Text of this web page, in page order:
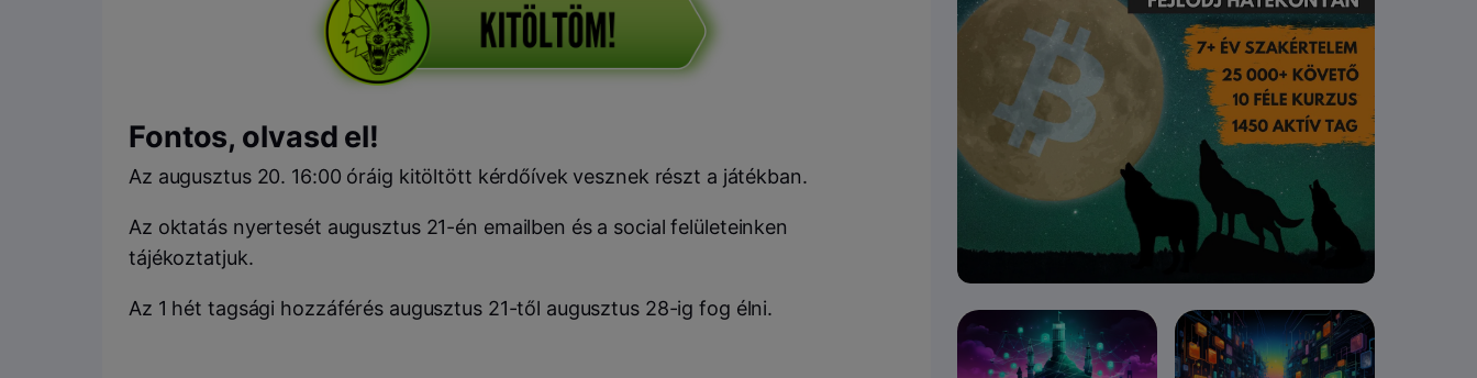
Fontos, olvasd el!
Az augusztus 20. 16:00 óráig kitöltött kérdőívek vesznek részt a játékban.
Az oktatás nyertesét augusztus 21-én emailben és a social felületeinken
tájékoztatjuk.
Az 1 hét tagsági hozzáférés augusztus 21-től augusztus 28-ig fog élni.